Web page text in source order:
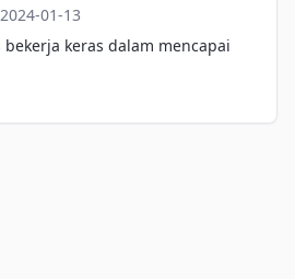
2024-01-13
keras dalam mencapai